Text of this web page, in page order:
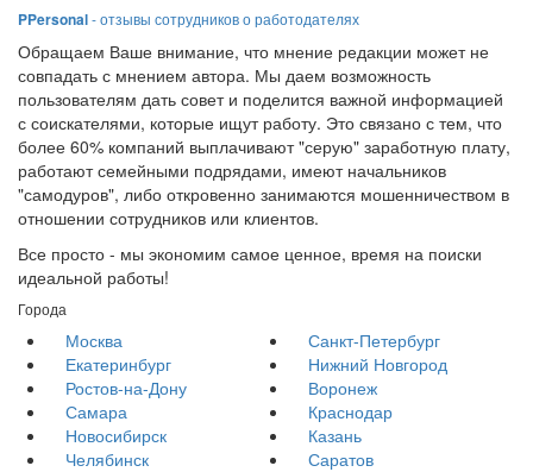
PPersonal- отзывы сотрудников о работодателях
Обращаем Ваше внимание, что мнение редакции может не
совпадать с мнением автора. Мы даем возможность
пользователям дать совет и поделится важной информацией
с соискателями, которые ищут работу. Это связано с тем, что
более 60% компаний выплачивают "серую" заработную плату,
работают семейными подрядами, имеют начальников
"самодуров", либо откровенно занимаются мошенничеством в
отношении сотрудников или клиентов.
Все просто - мы экономим самое ценное, время на поиски
идеальной работы!
Города
Москва
Санкт-Петербург
Екатеринбург
Нижний Новгород
Ростов-на-Дону
Воронеж
Самара
Краснодар
Новосибирск
Казань
Челябинск
Саратов